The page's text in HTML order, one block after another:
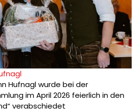
Hufnagl wurde bei der
im April 2026 feierlich in den
verabschiedet